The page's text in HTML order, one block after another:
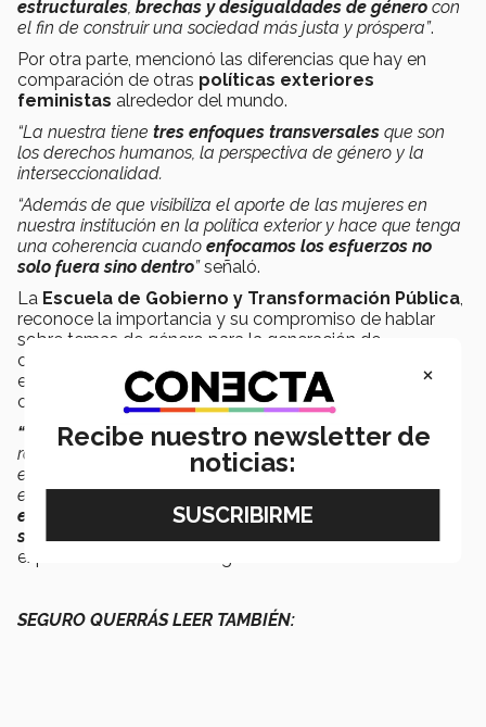
estructurales, brechas y desigualdades de género con
el fin de construir una sociedad más justa y próspera”.
Por otra parte, mencionó las diferencias que hay en
comparación de otras políticas exteriores
feministas alrededor del mundo.
“La nuestra tiene tres enfoques transversales que son
los derechos humanos, la perspectiva de género y la
interseccionalidad.
“Además de que visibiliza el aporte de las mujeres en
nuestra institución en la política exterior y hace que tenga
una coherencia cuando enfocamos los esfuerzos no
solo fuera sino dentro”señaló.
La Escuela de Gobierno y Transformación Pública,
reconoce la importancia y su compromiso de hablar
sobre temas de género para la generación de
conocimiento y vinculación con actores relevantes, por
ello el objetivo de estas conferencias es acercar a la
comunidad universitaria al diálogo sobre estos temas.
“ No sólo es romper un techo de cristal, sino también
romper techos de hierro que desafortunadamente son
esas estructuras que parecen demasiado sólidas y que
están presentes en lossistemas políticos, económicos y
en los sistemas de creencias y de valores
socioculturalesa lo amplio y ancho de nuestro mundo”
explicó la decana Silvia Figueroa.
SEGURO QUERRÁS LEER TAMBIÉN:
×
Recibe nuestro newsletter de
noticias: